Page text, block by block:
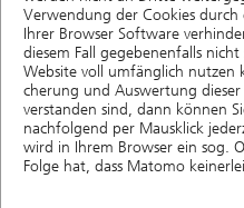
Verwendung der Cookies durch
Ihrer Browser Software
diesem Fall gegebenenfalls
Website voll umfänglich
che­rung und Aus­wer­tung
ver­stan­den sind, dann kön­nen
nachfolgend per Maus­klick
wird in Ihrem Browser ein sog.
Folge hat, dass Matomo